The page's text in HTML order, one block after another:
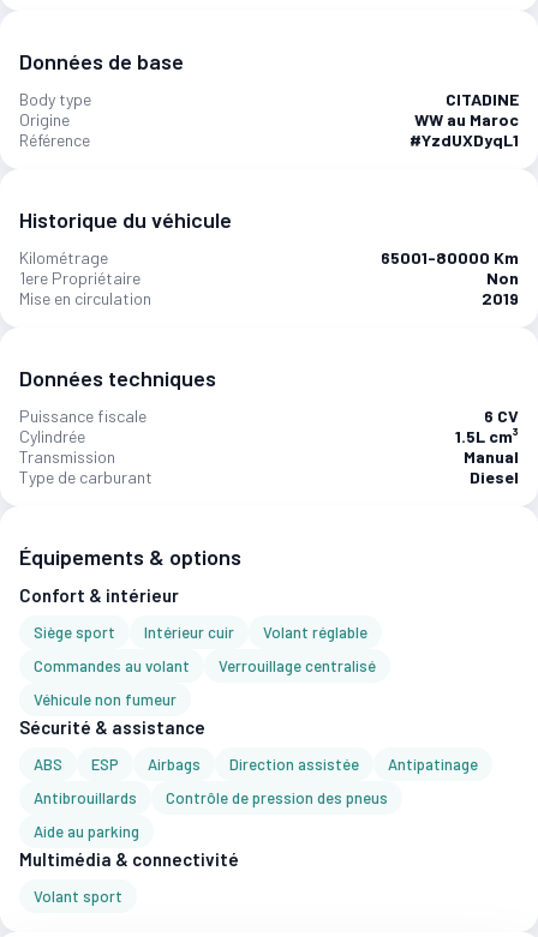
Données de base
Body type
CITADINE
Origine
WW au Maroc
Référence
#YzdUXDyqL1
Historique du véhicule
Kilométrage
65001-80000 Km
1ere Propriétaire
Non
Mise en circulation
2019
Données techniques
Puissance fiscale
6 CV
Cylindrée
1.5L cm³
Transmission
Manual
Type de carburant
Diesel
Équipements & options
Confort & intérieur
Siège sport Intérieur cuir
Volant réglable
Commandes au volant
Verrouillage centralisé
Véhicule non fumeur
Sécurité & assistance
ABS ESP Airbags Direction assistée
Antipatinage
Antibrouillards
Contrôle de pression des pneus
Aide au parking
Multimédia & connectivité
Volant sport